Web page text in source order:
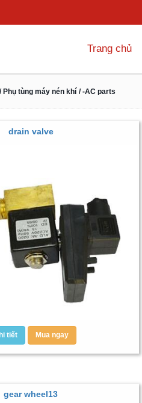
Trang chủ
/ Phụ tùng máy nén khí / -AC parts
drain valve
tiết Mua ngay
gear wheel13